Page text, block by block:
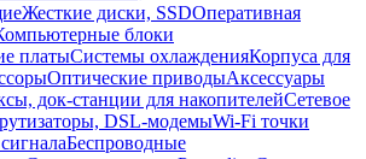
Жесткие диски, SSDОперативная
блоки
платыСистемы охлажденияКорпуса для
Оптические приводыАксессуары
док-станции для накопителейСетевое
DSL-модемыWi-Fi точки
Беспроводные